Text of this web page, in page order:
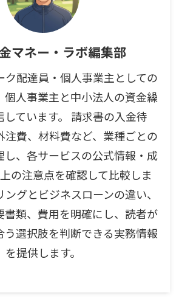
マネー・ラボ編集部
ク配達員・個人事業主としての
個人事業主と中小法人の資金繰
しています。 請求書の入金待
注費、材料費など、業種ごとの
し、各サービスの公式情報・成
の注意点を確認して比較しま
ングとビジネスローンの違い、
書類、費用を明確にし、読者が
う選択肢を判断できる実務情報
を提供します。